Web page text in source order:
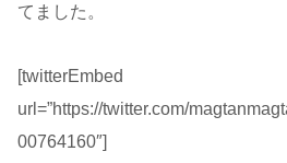
てました。
[twitterEmbed
url=”https://twitter.com/
00764160″]